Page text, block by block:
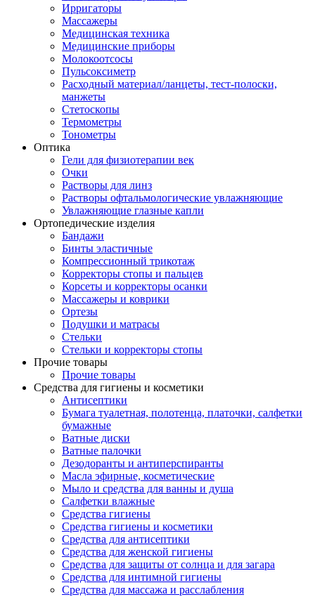
Ирригаторы
Массажеры
Медицинская техника
Медицинские приборы
Молокоотсосы
Пульсоксиметр
Расходный материал/ланцеты, тест-полоски,
манжеты
Стетоскопы
Термометры
Тонометры
Оптика
Гели для физиотерапии век
Очки
Растворы для линз
Растворы офтальмологические увлажняющие
Увлажняющие глазные капли
Ортопедические изделия
Бандажи
Бинты эластичные
Компрессионный трикотаж
Корректоры стопы и пальцев
Корсеты и корректоры осанки
Массажеры и коврики
Ортезы
Подушки и матрасы
Стельки
Стельки и корректоры стопы
Прочие товары
Прочие товары
Средства для гигиены и косметики
Антисептики
Бумага туалетная, полотенца, платочки, салфетки
бумажные
Ватные диски
Ватные палочки
Дезодоранты и антиперспиранты
Масла эфирные, косметические
Мыло и средства для ванны и душа
Салфетки влажные
Средства гигиены
Средства гигиены и косметики
Средства для антисептики
Средства для женской гигиены
Средства для защиты от солнца и для загара
Средства для интимной гигиены
Средства для массажа и расслабления